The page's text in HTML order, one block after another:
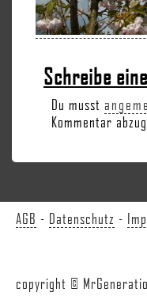
Schreibe
Du musst
Kommentar
AGB - Datenschutz -
copyright ©